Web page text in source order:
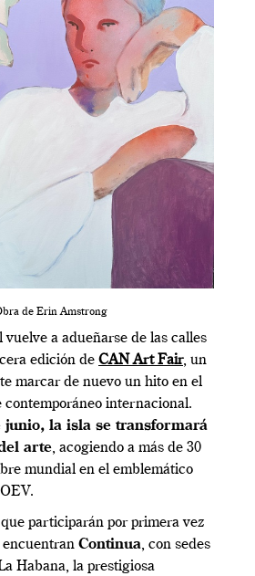
de Erin Amstrong
a adueñarse de las calles
edición de CAN Art Fair, un
marcar de nuevo un hito en el
contemporáneo internacional.
la isla se transformará
arte, acogiendo a más de 30
mundial en el emblemático
participarán por primera vez
encuentran Continua, con sedes
Habana, la prestigiosa